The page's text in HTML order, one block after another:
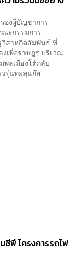
องผู้บัญชาการ
ะกรรมการ
สาหกิจสัมพันธ์ ที่
เพื่อราษฎร บริเวณ
พลเมืองโต้กลับ
รุ่นทะลุแก๊ส
พี โครงการรถไฟ